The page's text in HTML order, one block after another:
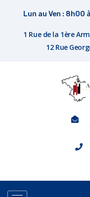
Lun au Ven : 8h00
1 Rue de la 1ère
12 Rue